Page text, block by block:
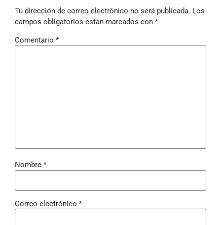
Tu dirección de correo electrónico no será publicada. Los
campos obligatorios están marcados con *
Comentario *
Nombre *
Correo electrónico *